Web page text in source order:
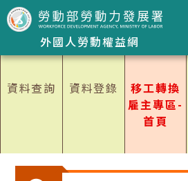
跳到主要內容區塊
外國人勞動權益網
資料查詢 資料登錄
移工轉換
雇主專區-
首頁